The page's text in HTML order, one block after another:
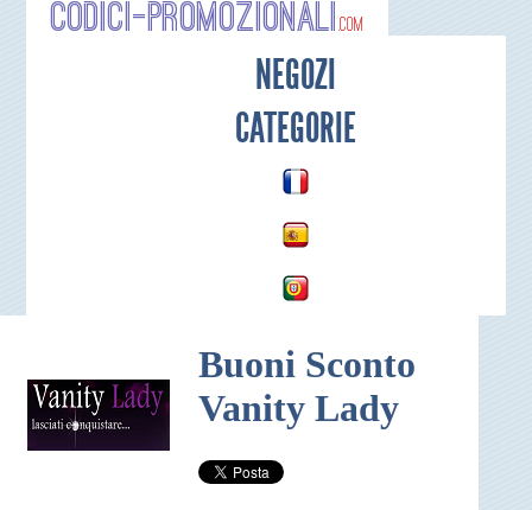
Codici-
NEGOZI
CATEGORIE
Buoni Sconto
Vanity Lady